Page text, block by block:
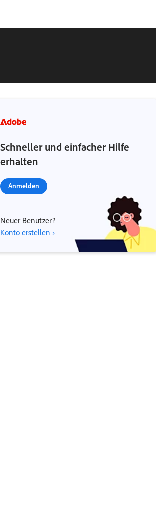
Schneller und einfacher Hilfe
erhalten
Anmelden
Neuer Benutzer?
Konto erstellen ›